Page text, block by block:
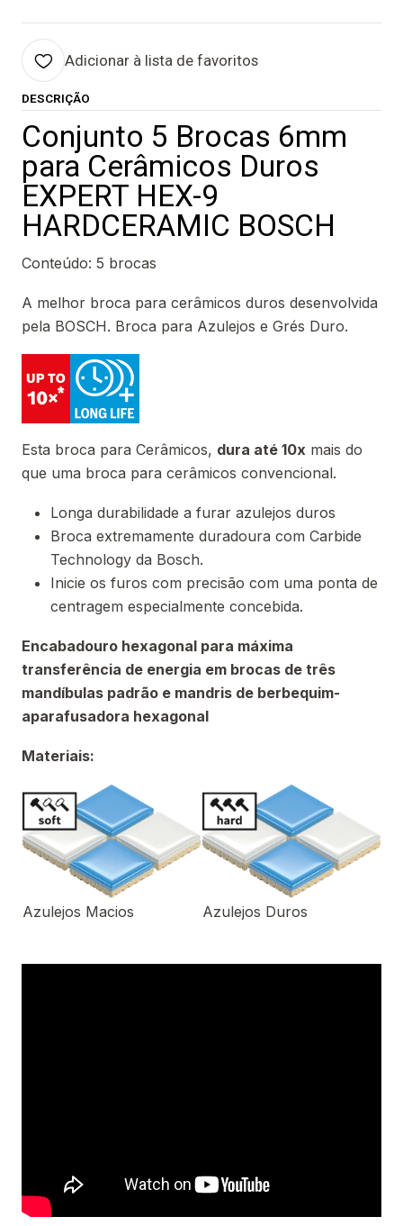
Adicionar à lista de favoritos
DESCRIÇÃO
Conjunto 5 Brocas 6mm
para Cerâmicos Duros
EXPERT HEX-9
HARDCERAMIC BOSCH
Conteúdo: 5 brocas
A melhor broca para cerâmicos duros desenvolvida
pela BOSCH. Broca para Azulejos e Grés Duro.
Esta broca para Cerâmicos, dura até 10x mais do
que uma broca para cerâmicos convencional.
Longa durabilidade a furar azulejos duros
Broca extremamente duradoura com Carbide
Technology da Bosch.
Inicie os furos com precisão com uma ponta de
centragem especialmente concebida.
Encabadouro hexagonal para máxima
transferência de energia em brocas de três
mandíbulas padrão e mandris de berbequim-
aparafusadora hexagonal
Materiais:
Azulejos Macios Azulejos Duros